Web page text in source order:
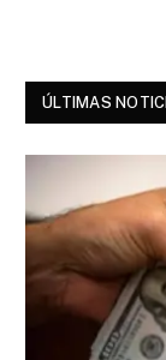
ÚLTIMAS